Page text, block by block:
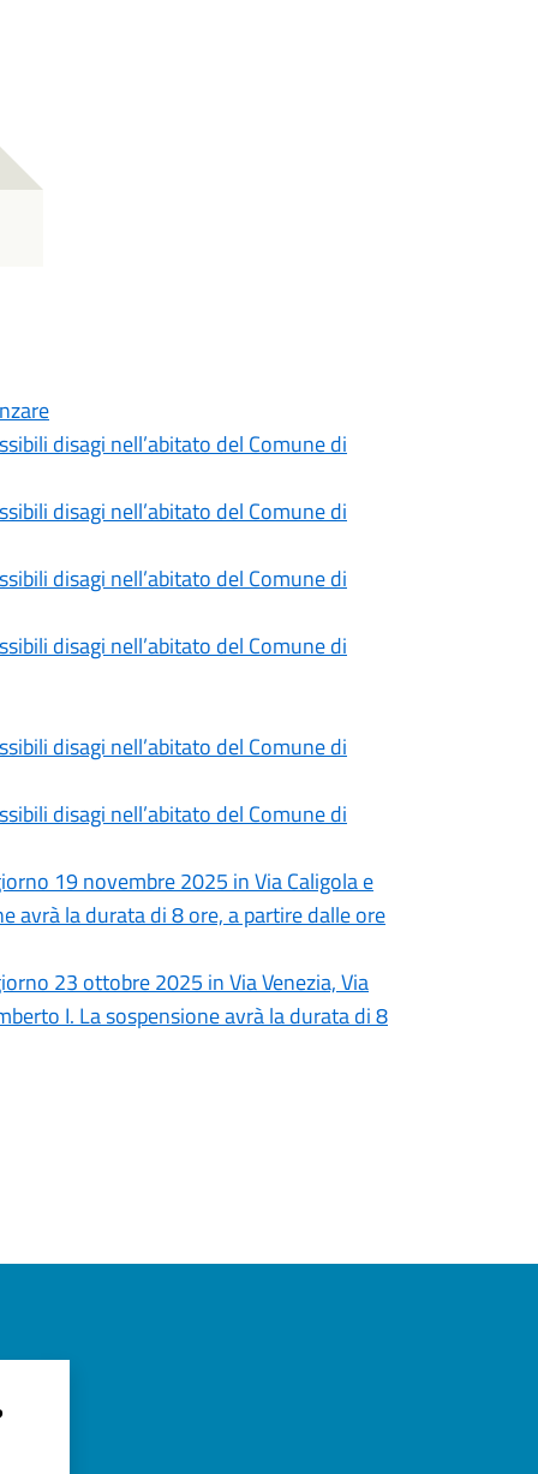
disagi nell’abitato del Comune di
disagi nell’abitato del Comune di
disagi nell’abitato del Comune di
disagi nell’abitato del Comune di
disagi nell’abitato del Comune di
disagi nell’abitato del Comune di
19 novembre 2025 in Via Caligola e
avrà la durata di 8 ore, a partire dalle ore
23 ottobre 2025 in Via Venezia, Via
I. La sospensione avrà la durata di 8